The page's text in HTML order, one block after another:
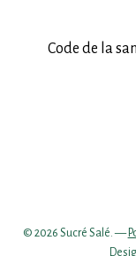
Code de la
© 2026 Sucré Salé. —